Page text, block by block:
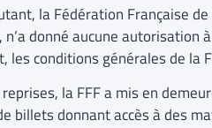
la Fédération Française
n’a donné aucune
les conditions générales de la
la FFF a mis en
billets donnant accès à des